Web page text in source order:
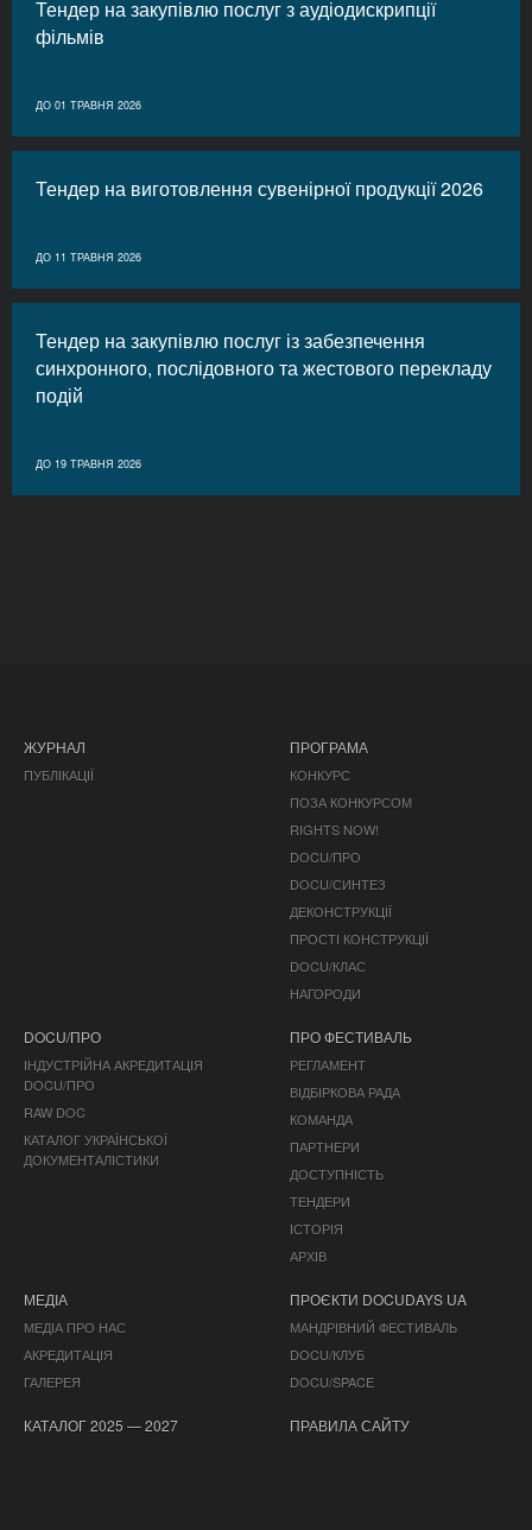
Тендер на закупівлю послуг з аудіодискрипції
фільмів
ДО 01 ТРАВНЯ 2026
Тендер на виготовлення сувенірної продукції 2026
ДО 11 ТРАВНЯ 2026
Тендер на закупівлю послуг із забезпечення
синхронного, послідовного та жестового перекладу
подій
ДО 19 ТРАВНЯ 2026
ЖУРНАЛ
ПУБЛІКАЦІЇ
ПРОГРАМА
КОНКУРС
ПОЗА КОНКУРСОМ
RIGHTS NOW!
DOCU/ПРО
DOCU/СИНТЕЗ
ДЕКОНСТРУКЦІЇ
ПРОСТІ КОНСТРУКЦІЇ
DOCU/КЛАС
НАГОРОДИ
DOCU/ПРО
ІНДУСТРІЙНА АКРЕДИТАЦІЯ
DOCU/ПРО
RAW DOC
КАТАЛОГ УКРАЇНСЬКОЇ
ДОКУМЕНТАЛІСТИКИ
ПРО ФЕСТИВАЛЬ
РЕГЛАМЕНТ
ВІДБІРКОВА РАДА
КОМАНДА
ПАРТНЕРИ
ДОСТУПНІСТЬ
ТЕНДЕРИ
ІСТОРІЯ
АРХІВ
МЕДІА
МЕДІА ПРО НАС
АКРЕДИТАЦІЯ
ГАЛЕРЕЯ
ПРОЄКТИ DOCUDAYS UA
МАНДРІВНИЙ ФЕСТИВАЛЬ
DOCU/КЛУБ
DOCU/SPACE
КАТАЛОГ 2025 — 2027 ПРАВИЛА САЙТУ